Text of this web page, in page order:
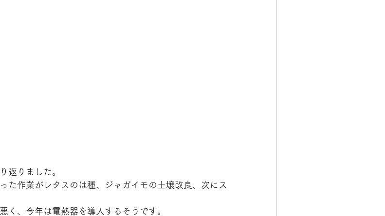
返りました。
た作業がレタスのは種、ジャガイモの土壌改良、次にス
く、今年は電熱器を導入するそうです。